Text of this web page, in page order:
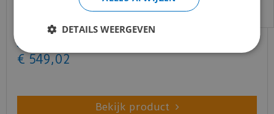
Trapleuning eik onbehandeld sleutelgat
40x60mm 350cm
€
€ 549,02
Bekijk product
DETAILS WEERGEVEN